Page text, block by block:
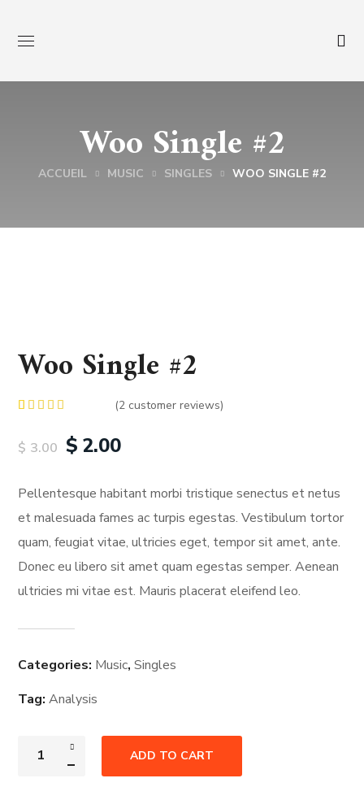
Woo Single #2
ACCUEIL MUSIC SINGLES WOO SINGLE #2
Woo Single #2
out
of 5
(2 customer reviews)
$ 3.00 $ 2.00
Pellentesque habitant morbi tristique senectus et netus
et malesuada fames ac turpis egestas. Vestibulum tortor
quam, feugiat vitae, ultricies eget, tempor sit amet, ante.
Donec eu libero sit amet quam egestas semper. Aenean
ultricies mi vitae est. Mauris placerat eleifend leo.
Categories: Music,Singles
Tag:Analysis
ADD TO CART